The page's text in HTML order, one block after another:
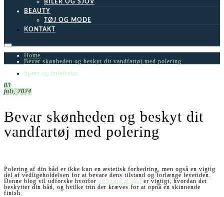
BILER OG SJOV
BEAUTY
TØJ OG MODE
KONTAKT
Home
Bevar skønheden og beskyt dit vandfartøj med polering
Sport og friluftsliv
03
juli, 2024
Bevar skønheden og beskyt dit
vandfartøj med polering
Polering af din båd er ikke kun en æstetisk forbedring, men også en vigtig
del af vedligeholdelsen for at bevare dens tilstand og forlænge levetiden.
Denne blog vil udforske hvorfor polering af båd er vigtigt, hvordan det
beskytter din båd, og hvilke trin der kræves for at opnå en skinnende
finish.